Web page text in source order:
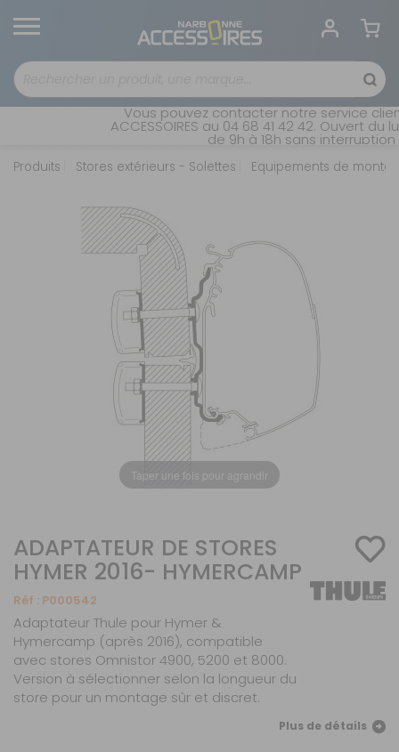
Vous pouvez contacter notre service client
ACCESSOIRES au 04 68 41 42 42. Ouvert du
de 9h à 18h sans interruption
Produits Stores extérieurs - Solettes Equipements de
Taper une fois pour agrandir
ADAPTATEUR DE STORES
HYMER 2016- HYMERCAMP
Réf : P000542
Adaptateur Thule pour Hymer &
Hymercamp (après 2016), compatible
avec stores Omnistor 4900, 5200 et 8000.
Version à sélectionner selon la longueur du
store pour un montage sûr et discret.
Plus de détails